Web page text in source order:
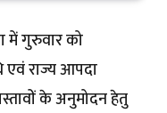
में गुरुवार को
एवं राज्य आपदा
के अनुमोदन हेतु